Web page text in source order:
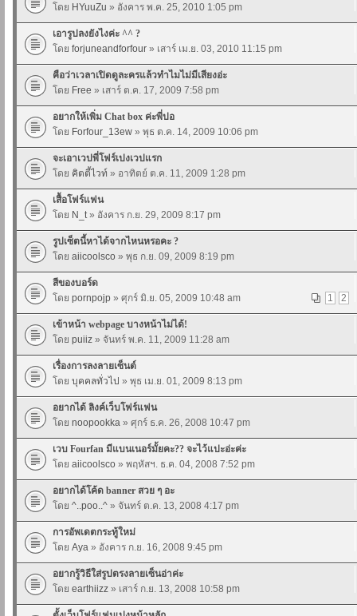
โดย HYuuZu » อังคาร พ.ค. 25, 2010 1:05 pm
เอารูปลงยังไงค่ะ ^^ ?
โดย forjuneandforfour » เสาร์ เม.ย. 03, 2010 11:15 pm
คือว่าเวลาเปิดดูละครแล้วทำไมไม่มีเสียงอ่ะ
โดย Free » เสาร์ ต.ค. 17, 2009 7:58 pm
อยากให้เพิ่ม Chat box ค่ะพี่ปอ
โดย Forfour_13ew » พุธ ต.ค. 14, 2009 10:06 pm
จะเอาเวปพี่โฟร์เปงเวปแรก
โดย คิตตี้ไวท์ » อาทิตย์ ต.ค. 11, 2009 1:28 pm
เสื้อโฟร์แฟน
โดย N_t» อังคาร ก.ย. 29, 2009 8:17 pm
รูปเซ็ตนี้หาได้จากไหนหรอคะ ?
โดย aiicoolsco » พุธ ก.ย. 09, 2009 8:19 pm
สีของบอร์ด
1
2
โดย pornpojp » ศุกร์ มิ.ย. 05, 2009 10:48 am
เข้าหน้า webpage บางหน้าไม่ได้!
โดย puiiz » จันทร์ พ.ค. 11, 2009 11:28 am
เรื่องการลงลายเซ็นต์
โดย บุคคลทั่วไป » พุธ เม.ย. 01, 2009 8:13 pm
อยากได้ ลิงค์เว็บโฟร์แฟน
โดย noopookka » ศุกร์ ธ.ค. 26, 2008 10:47 pm
เวบ Fourfan มีแบนเนอร์มั้ยคะ?? จะไว้แปะอ่ะค่ะ
โดย aiicoolsco » พฤหัสฯ. ธ.ค. 04, 2008 7:52 pm
อยากได้โค้ด banner สวย ๆ อะ
โดย ^..poo..^ » จันทร์ ต.ค. 13, 2008 4:17 pm
การอัพเดตกระทู้ใหม่
โดย Aya » อังคาร ก.ย. 16, 2008 9:45 pm
อยากรู้วิธีใส่รูปตรงลายเซ็นอ่าค่ะ
โดย earthiizz » เสาร์ ก.ย. 13, 2008 10:58 pm